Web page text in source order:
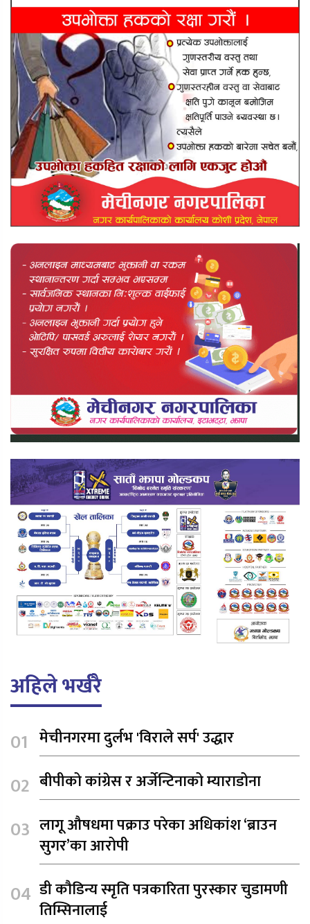
अहिले भर्खरै
मेचीनगरमा दुर्लभ 'विराले सर्प' उद्धार
बीपीको कांग्रेस र अर्जेन्टिनाको म्याराडोना
लागू औषधमा पक्राउ परेका अधिकांश ‘ब्राउन
सुगर’का आरोपी
डी कौडिन्य स्मृति पत्रकारिता पुरस्कार चुडामणी
तिम्सिनालाई